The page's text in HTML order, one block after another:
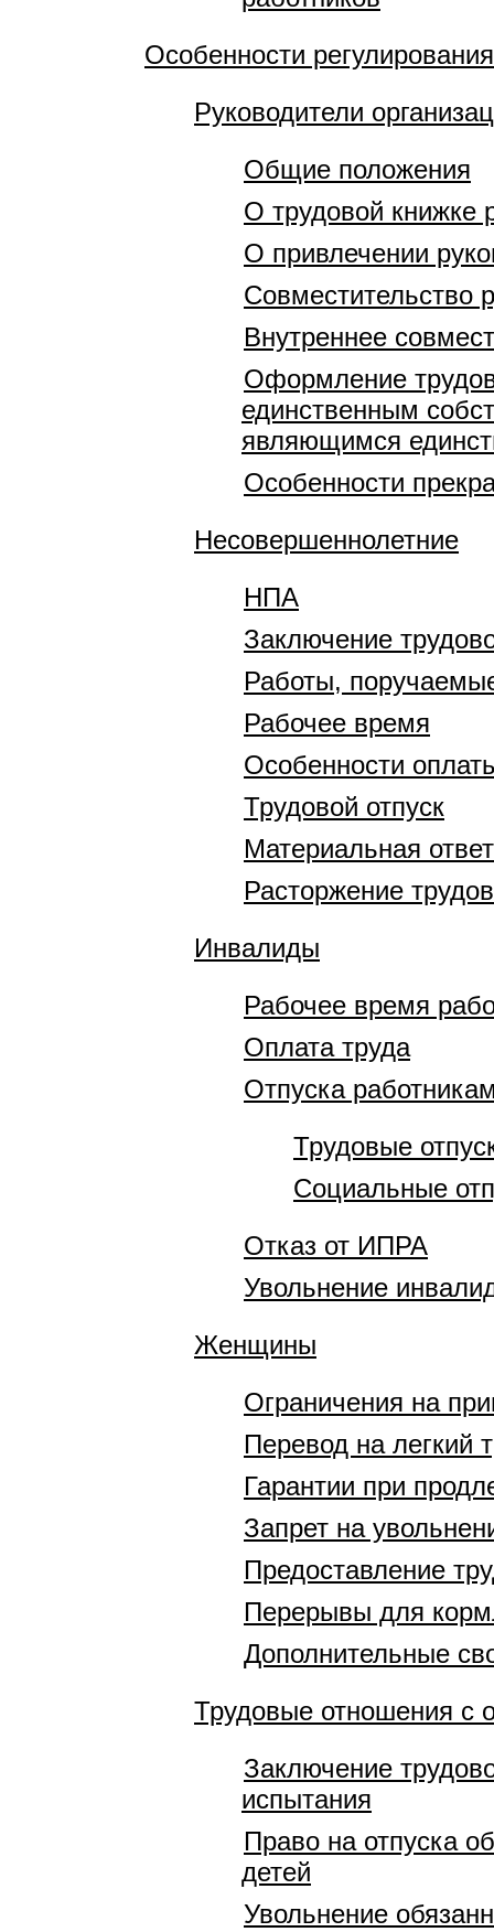
Особенности
Руководители
Общие положения
О трудовой книжке
О привлечении
Совместительство
Внутреннее
Оформление
единственным
являющимся
Особенности
Несовершеннолетние
НПА
Заключение
Работы,
Рабочее время
Особенности
Трудовой отпуск
Материальная
Расторжение
Инвалиды
Рабочее время
Оплата труда
Отпуска
Трудовые
Социальные
Отказ от ИПРА
Увольнение
Женщины
Ограничения на
Перевод на легкий
Гарантии при
Запрет на
Предоставление
Перерывы для
Дополнительные
Трудовые отношения с
Заключение
испытания
Право на отпуска
детей
Увольнение